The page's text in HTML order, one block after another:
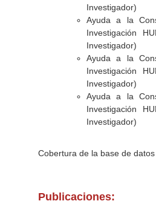
Investigador)
Ayuda a la
Investigación
Investigador)
Ayuda a la
Investigación
Investigador)
Ayuda a la
Investigación
Investigador)
Cobertura de la base de datos
Publicaciones: